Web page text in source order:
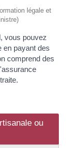
légale et
vous pouvez
en payant des
comprend des
ou